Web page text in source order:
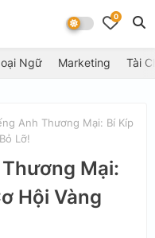
0
Ngữ Marketing Tài
Anh Thương Mại: Bí Kíp
Lỡ!
Mại:
Hội Vàng